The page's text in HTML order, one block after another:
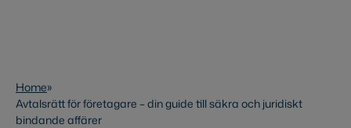
Home»
Avtalsrätt för företagare – din guide till säkra och juridiskt
bindande affärer